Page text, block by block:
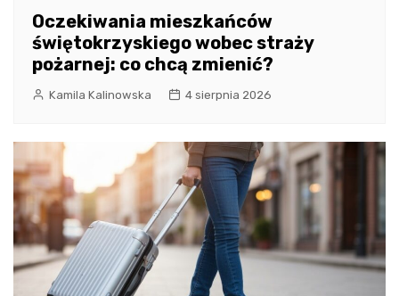
Oczekiwania mieszkańców
świętokrzyskiego wobec straży
pożarnej: co chcą zmienić?
Kamila Kalinowska 4 sierpnia 2026